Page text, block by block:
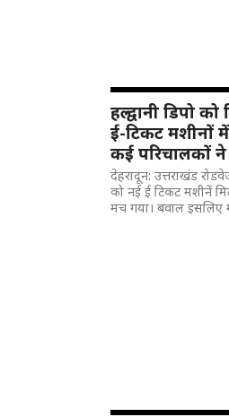
हल्द्वानी डिपो
ई-टिकट मशीनों
कई परिचालकों ने
देहरादून: उत्तराखंड
को नई ई टिकट मशीनें
मच गया। बवाल इसलिए